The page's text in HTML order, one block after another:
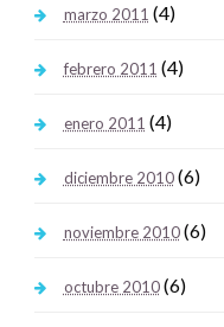
marzo 2011 (4)
febrero 2011 (4)
enero 2011 (4)
diciembre 2010(6)
noviembre 2010(6)
octubre 2010(6)